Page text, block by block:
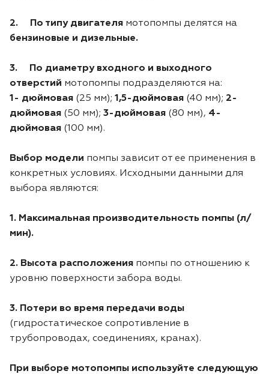
Мотодрели
Садовые ножницы
Техника PRO
Станки заточные
Высоторезы
Моющие аппараты
2. По типу двигателя мотопомпы делятся на
бензиновые и дизельные.
3. По диаметру входного и выходного
отверстий мотопомпы подразделяются на:
1- дюймовая (25 мм); 1,5-дюймовая (40 мм); 2-
дюймовая (50 мм); 3-дюймовая (80 мм), 4-
дюймовая (100 мм).
Выбор модели помпы зависит от ее применения в
конкретных условиях. Исходными данными для
выбора являются:
1. Максимальная производительность помпы (л/
мин).
2. Высота расположения помпы по отношению к
уровню поверхности забора воды.
3. Потери во время передачи воды
(гидростатическое сопротивление в
трубопроводах, соединениях, кранах).
При выборе мотопомпы используйте следующую